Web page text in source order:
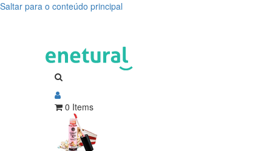
Saltar para o conteúdo principal
0 Items